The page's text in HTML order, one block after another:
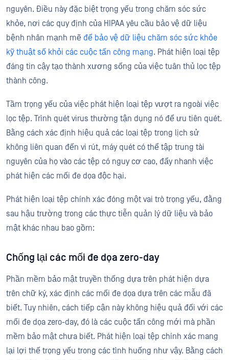
nguyên. Điều này đặc biệt trọng yếu trong chăm sóc sức
khỏe, nơi các quy định của HIPAA yêu cầu bảo vệ dữ liệu
bệnh nhân mạnh mẽ để bảo vệ dữ liệu chăm sóc sức khỏe
kỹ thuật số khỏi các cuộc tấn công mạng. Phát hiện loại tệp
đáng tin cậy tạo thành xương sống của việc tuân thủ lọc tệp
thành công.
Tầm trọng yếu của việc phát hiện loại tệp vượt ra ngoài việc
lọc tệp. Trình quét virus thường tận dụng nó để ưu tiên quét.
Bằng cách xác định hiệu quả các loại tệp trong lịch sử
không liên quan đến vi rút, máy quét có thể tập trung tài
nguyên của họ vào các tệp có nguy cơ cao, đẩy nhanh việc
phát hiện các mối đe dọa độc hại.
Phát hiện loại tệp chính xác đóng một vai trò trọng yếu, đằng
sau hậu trường trong các thực tiễn quản lý dữ liệu và bảo
mật khác nhau bao gồm:
Chống lại các mối đe dọa zero-day
Phần mềm bảo mật truyền thống dựa trên phát hiện dựa
trên chữ ký, xác định các mối đe dọa dựa trên các mẫu đã
biết. Tuy nhiên, cách tiếp cận này không hiệu quả đối với các
mối đe dọa zero-day, đó là các cuộc tấn công mới mà phần
mềm bảo mật chưa biết. Phát hiện loại tệp chính xác mang
lại lợi thế trọng yếu trong các tình huống như vậy. Bằng cách